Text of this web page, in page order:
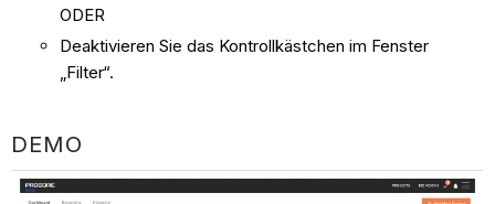
ODER
Deaktivieren Sie das Kontrollkästchen im Fenster
„Filter“.
DEMO